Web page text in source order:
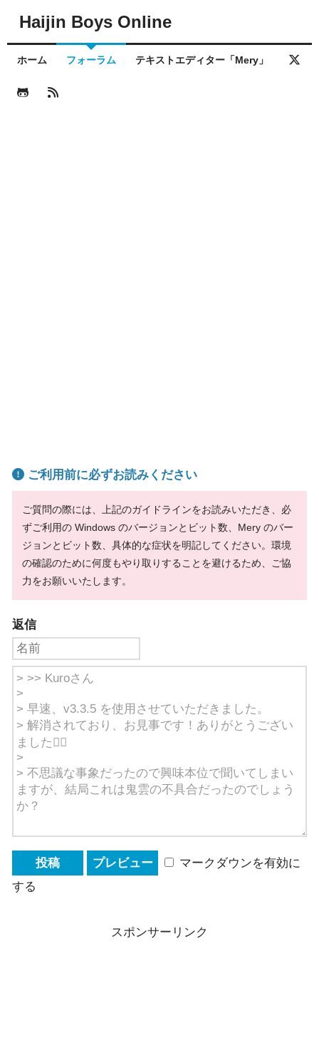
Haijin Boys Online
ホーム フォーラム テキストエディター「Mery」
ご利用前に必ずお読みください
ご質問の際には、上記のガイドラインをお読みいただき、必
ずご利用の Windows のバージョンとビット数、Mery のバー
ジョンとビット数、具体的な症状を明記してください。環境
の確認のために何度もやり取りすることを避けるため、ご協
力をお願いいたします。
返信
マークダウンを有効に
する
スポンサーリンク